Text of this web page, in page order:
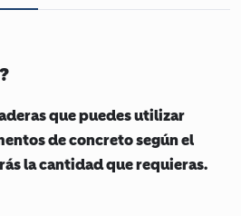
que puedes utilizar
de concreto según el
la cantidad que requieras.